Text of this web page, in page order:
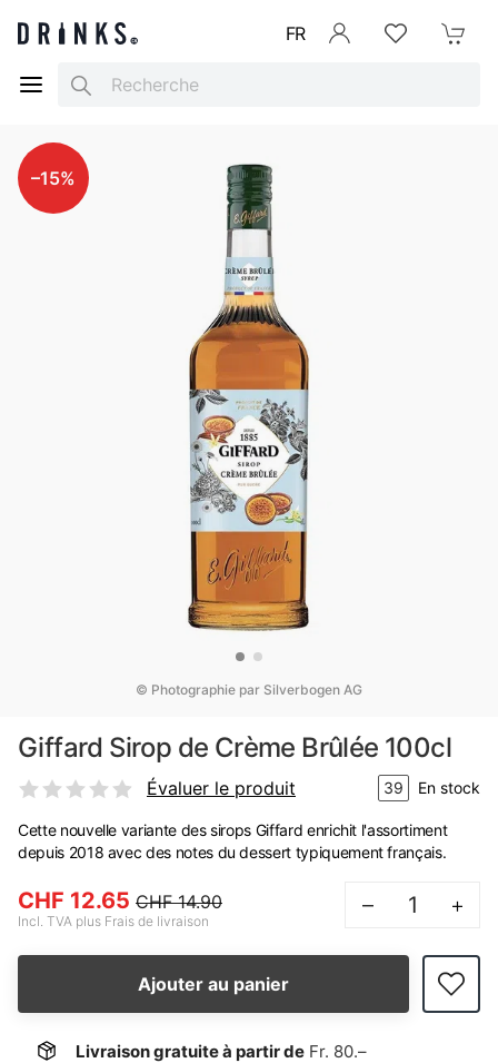
FR
Search
–15%
© Photographie par Silverbogen AG
Giffard Sirop de Crème Brûlée 100cl
Évaluer le produit 39 En stock
Cette nouvelle variante des sirops Giffard enrichit l'assortiment
depuis 2018 avec des notes du dessert typiquement français.
CHF 12.65 CHF 14.90
Incl. TVA plus Frais de livraison
– +
Ajouter au panier
Livraison gratuite à partir de Fr. 80.–